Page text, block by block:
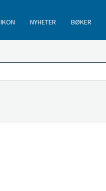
NYHETER BØKER